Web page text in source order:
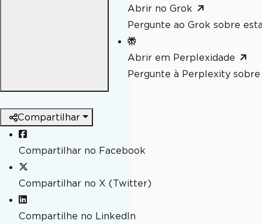
Abrir no Grok
Pergunte ao Grok sobre
Abrir em Perplexidade
Pergunte à Perplexity sobre
Compartilhar
Compartilhar no Facebook
Compartilhar no X (Twitter)
Compartilhe no LinkedIn